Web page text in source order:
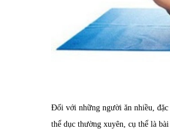
Đối với những người ăn nhiều,
thể dục thường xuyên, cụ thể là